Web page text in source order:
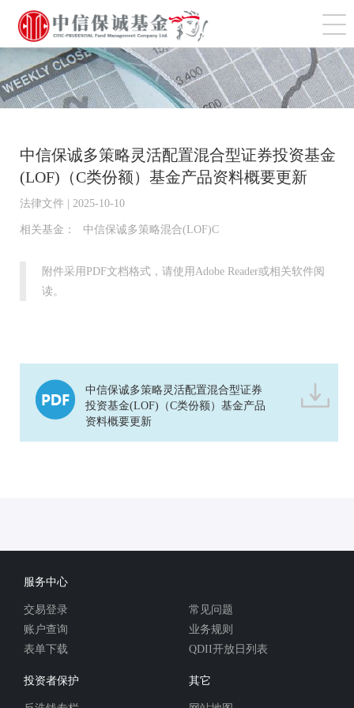
切
中信保诚多策略灵活配置混合型证券投资基金
(LOF)（C类份额）基金产品资料概要更新
法律文件 | 2025-10-10
相关基金： 中信保诚多策略混合(LOF)C
附件采用PDF文档格式，请使用Adobe Reader或相关软件阅
读。
中信保诚多策略灵活配置混合型证券
投资基金(LOF)（C类份额）基金产品
资料概要更新
服务中心
交易登录
账户查询
表单下载
常见问题
业务规则
QDII开放日列表
投资者保护 其它